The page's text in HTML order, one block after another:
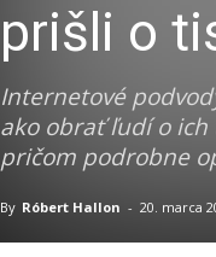
prišli o
Internetové
ako obrať ľudí o
pričom podrobne
By Róbert Hallon - 20. marca